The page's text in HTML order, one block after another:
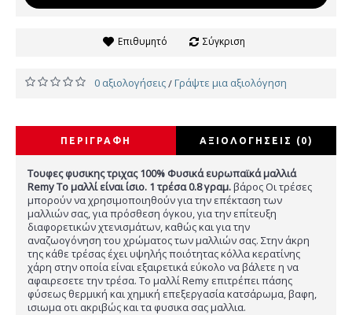
Επιθυμητό Σύγκριση
0 αξιολογήσεις/Γράψτε μια αξιολόγηση
ΠΕΡΙΓΡΑΦΉ ΑΞΙΟΛΟΓΉΣΕΙΣ (0)
Τουφες φυσικης τριχας 100% Φυσικά ευρωπαϊκά μαλλιά
Remy Το μαλλί είναι ίσιο. 1 τρέσα 0.8 γραμ.βάρος Οι τρέσες
μπορούν να χρησιμοποιηθούν για την επέκταση των
μαλλιών σας, για πρόσθεση όγκου, για την επίτευξη
διαφορετικών χτενισμάτων, καθώς και για την
αναζωογόνηση του χρώματος των μαλλιών σας. Στην άκρη
της κάθε τρέσας έχει υψηλής ποιότητας κόλλα κερατίνης
χάρη στην οποία είναι εξαιρετικά εύκολο να βάλετε η να
αφαιρεσετε την τρέσα. Το μαλλί Remy επιτρέπει πάσης
φύσεως θερμική και χημική επεξεργασία κατσάρωμα, βαφη,
ισιωμα οτι ακριβώς και τα φυσικα σας μαλλια.